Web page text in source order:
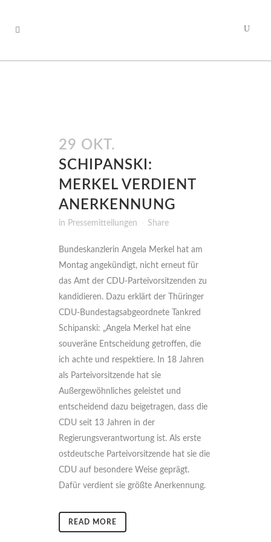
29 OKT.
SCHIPANSKI:
MERKEL VERDIENT
ANERKENNUNG
in Pressemitteilungen Share
Bundeskanzlerin Angela Merkel hat am
Montag angekündigt, nicht erneut für
das Amt der CDU-Parteivorsitzenden zu
kandidieren. Dazu erklärt der Thüringer
CDU-Bundestagsabgeordnete Tankred
Schipanski: „Angela Merkel hat eine
souveräne Entscheidung getroffen, die
ich achte und respektiere. In 18 Jahren
als Parteivorsitzende hat sie
Außergewöhnliches geleistet und
entscheidend dazu beigetragen, dass die
CDU seit 13 Jahren in der
Regierungsverantwortung ist. Als erste
ostdeutsche Parteivorsitzende hat sie die
CDU auf besondere Weise geprägt.
Dafür verdient sie größte Anerkennung.
READ MORE